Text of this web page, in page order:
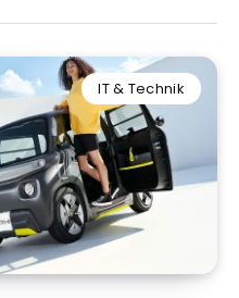
IT & Technik